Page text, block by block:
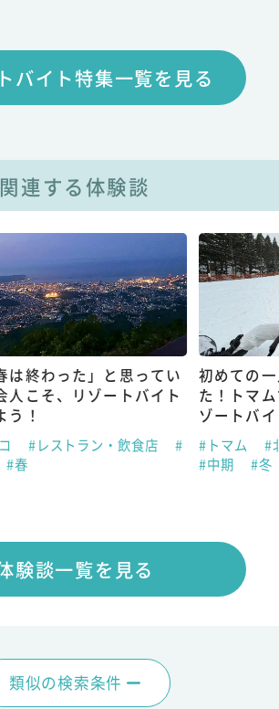
バイト特集一覧を見る
関連する体験談
は終わった」と思ってい
人こそ、リゾートバイト
う！
#レストラン・飲食店
#
#春
初めての
た！トマ
ゾートバ
#トマム
#
#中期
#冬
験談一覧を見る
類似の検索条件